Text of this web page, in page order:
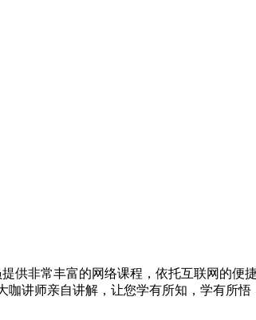
非常丰富的网络课程，依托互联网的便
讲师亲自讲解，让您学有所知，学有所悟